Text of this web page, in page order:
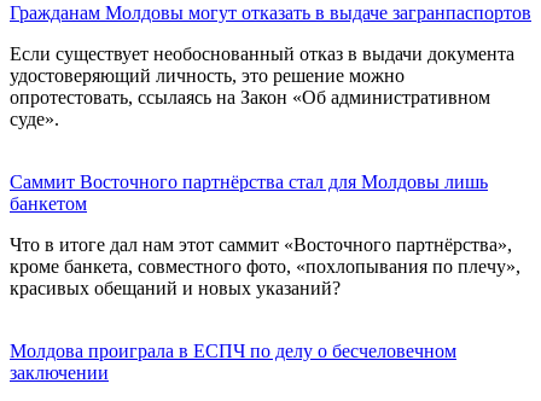
Гражданам Молдовы могут отказать в выдаче загранпаспортов
Если существует необоснованный отказ в выдачи документа
удостоверяющий личность, это решение можно
опротестовать, ссылаясь на Закон «Об административном
суде».
Саммит Восточного партнёрства стал для Молдовы лишь
банкетом
Что в итоге дал нам этот саммит «Восточного партнёрства»,
кроме банкета, совместного фото, «похлопывания по плечу»,
красивых обещаний и новых указаний?
Молдова проиграла в ЕСПЧ по делу о бесчеловечном
заключении